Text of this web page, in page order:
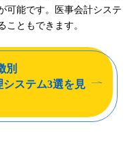
可能です。医事会計システ
こともできます。
別
システム3選を見